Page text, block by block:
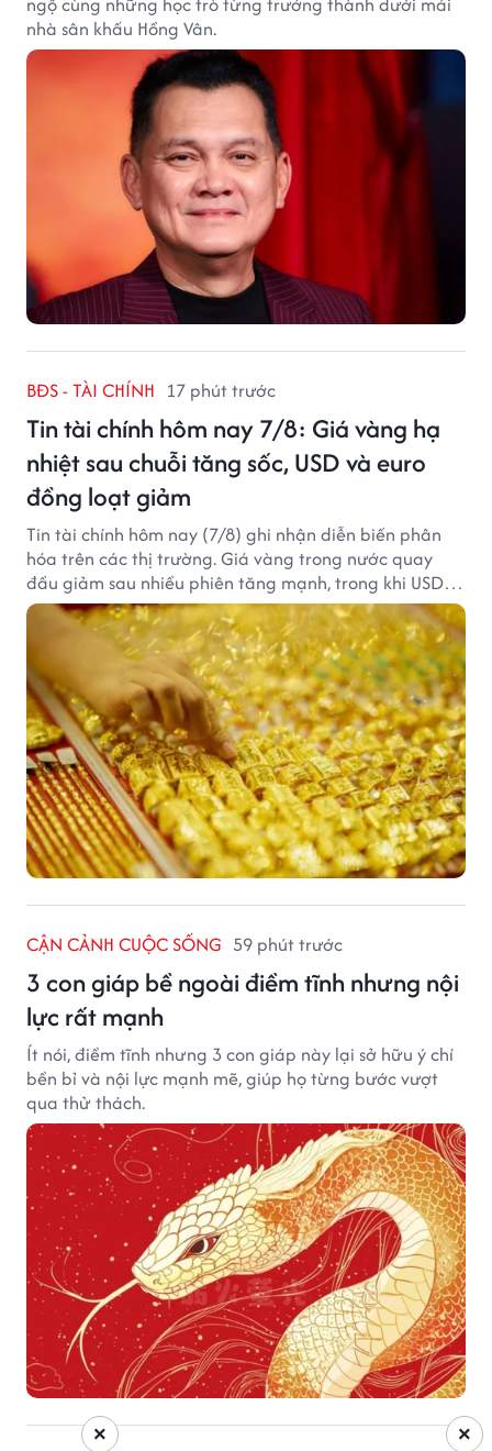
nhà sân khấu Hồng Vân.
BĐS - TÀI CHÍNH 17 phút trước
Tin tài chính hôm nay 7/8: Giá vàng hạ
nhiệt sau chuỗi tăng sốc, USD và euro
đồng loạt giảm
Tin tài chính hôm nay (7/8) ghi nhận diễn biến phân
hóa trên các thị trường. Giá vàng trong nước quay
đầu giảm sau nhiều phiên tăng mạnh, trong khi USD
tại ngân hàng tiếp tục suy yếu dù tỷ giá trung tâm lập
đỉnh mới.
CẬN CẢNH CUỘC SỐNG 59 phút trước
3 con giáp bề ngoài điềm tĩnh nhưng nội
lực rất mạnh
Ít nói, điềm tĩnh nhưng 3 con giáp này lại sở hữu ý chí
bền bỉ và nội lực mạnh mẽ, giúp họ từng bước vượt
qua thử thách.
×
×